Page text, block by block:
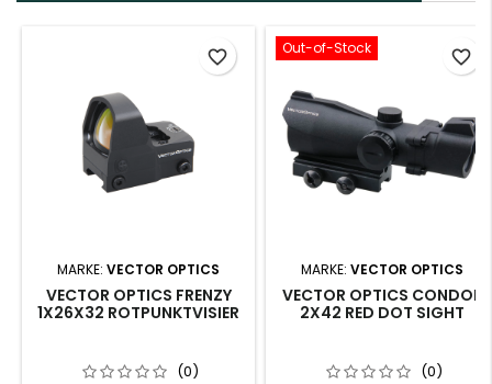
MARKE: VECTOR OPTICS
VECTOR OPTICS FRENZY
1X26X32 ROTPUNKTVISIER
(0)
favorite_border Out-of-Stock
MARKE: VECTOR OPTICS
VECTOR OPTICS CONDOR
2X42 RED DOT SIGHT
(0)
favorite_border